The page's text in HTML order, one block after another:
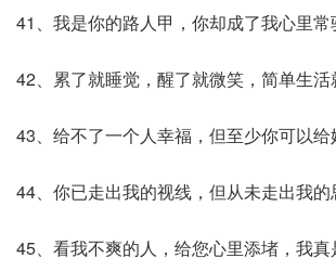
41、我是你的路人甲，你却成了我心里常
42、累了就睡觉，醒了就微笑，简单生活
43、给不了一个人幸福，但至少你可以给
44、你已走出我的视线，但从未走出我的
45、看我不爽的人，给您心里添堵，我真